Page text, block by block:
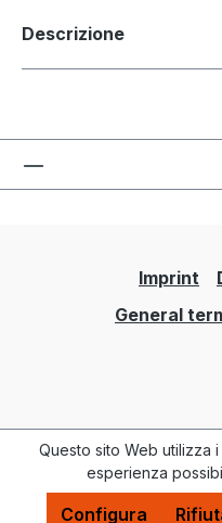
Descrizione
Imprint
General
Questo sito Web utilizza
esperienza
Configura